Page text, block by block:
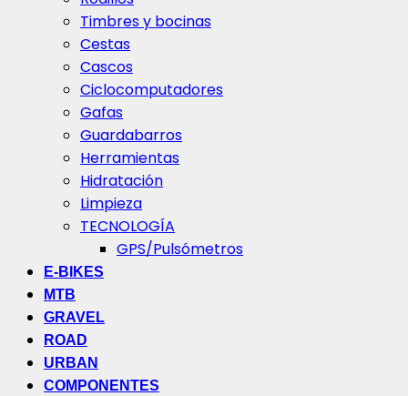
Timbres y bocinas
Cestas
Cascos
Ciclocomputadores
Gafas
Guardabarros
Herramientas
Hidratación
Limpieza
TECNOLOGÍA
GPS/Pulsómetros
E-BIKES
MTB
GRAVEL
ROAD
URBAN
COMPONENTES